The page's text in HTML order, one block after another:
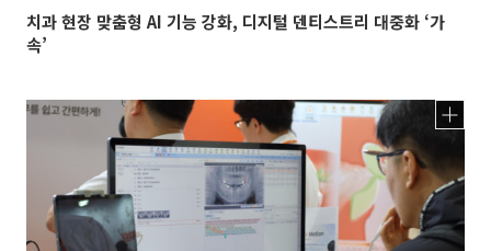
치과 현장 맞춤형 AI 기능 강화, 디지털 덴티스트리 대중화 ‘가
속’